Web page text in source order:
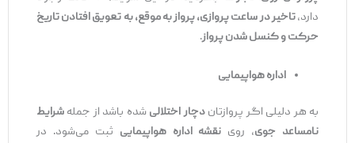
دارد،تاخیر در ساعت پروازی، پرواز به موقع، به تعویق افتادن تاریخ
حرکت و کنسل شدن پرواز.
اداره هواپیمایی
به هر دلیلی اگر پروازتاندچار اختلالیشده باشد از جملهشرایط
نامساعد جوی، روینقشه اداره هواپیماییثبت می‌شود. در